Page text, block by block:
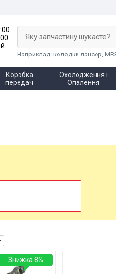
Яку запчастину шукаєте?
Наприклад: колодки лансер,
Коробка
передач
Охолодження і
Опалення
Знижка 8%